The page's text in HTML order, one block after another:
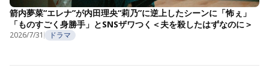
箭内夢菜“エレナ”が内田理央“莉乃”に逆上したシーンに「怖ぇ」
「ものすごく身勝手」とSNSザワつく＜夫を殺したはずなのに＞
2026/7/31 ドラマ